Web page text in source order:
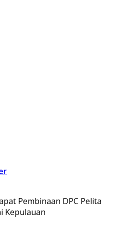
Pembinaan DPC Pelita
Kepulauan